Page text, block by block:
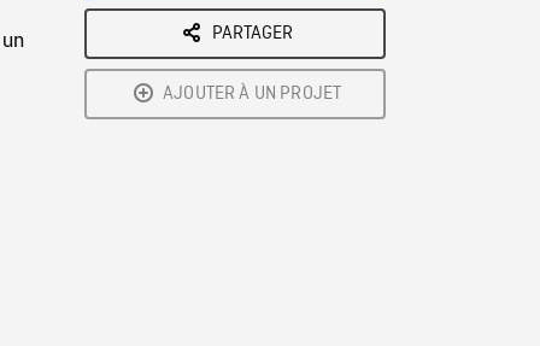
PARTAGER
AJOUTER À UN PROJET